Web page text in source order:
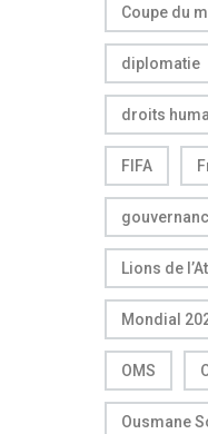
Coupe du
diplomatie
droits
FIFA
Lions de
Mondial
OMS
Ousmane